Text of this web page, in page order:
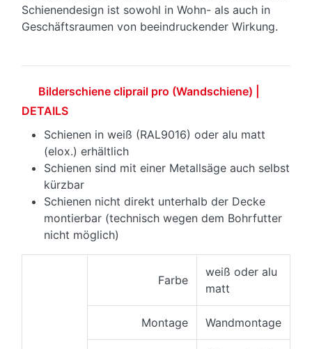
Schienendesign ist sowohl in Wohn- als auch in
Geschäftsraumen von beeindruckender Wirkung.
Bilderschiene cliprail pro (Wandschiene) |
DETAILS
Schienen in weiß (RAL9016) oder alu matt
(elox.) erhältlich
Schienen sind mit einer Metallsäge auch selbst
kürzbar
Schienen nicht direkt unterhalb der Decke
montierbar (technisch wegen dem Bohrfutter
nicht möglich)
Farbe
weiß oder alu
matt
Montage Wandmontage